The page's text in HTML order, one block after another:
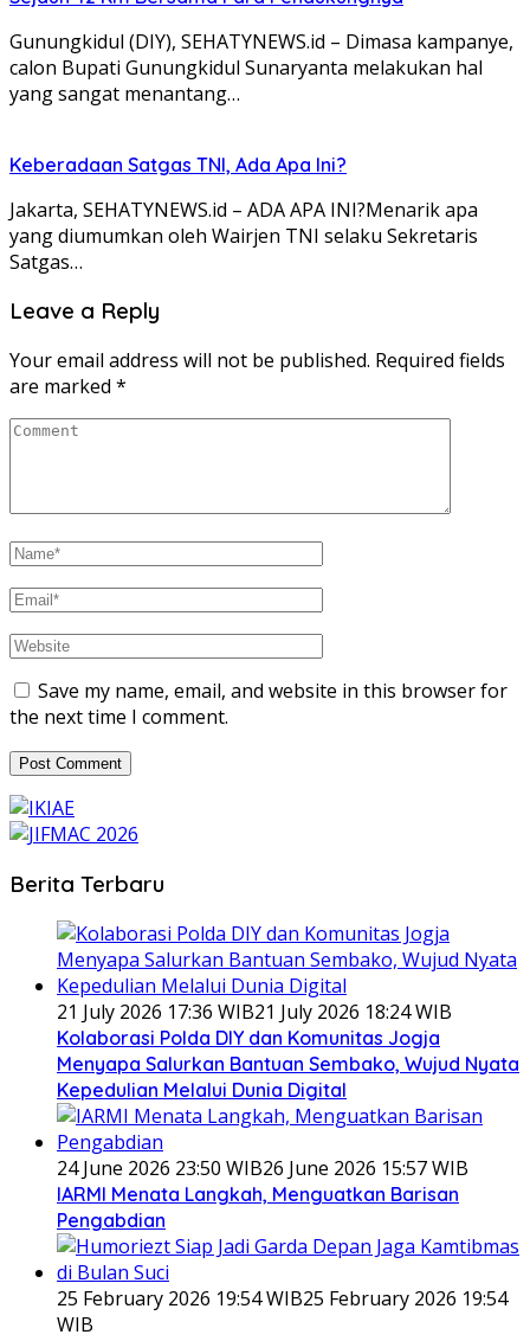
Gunungkidul (DIY), SEHATYNEWS.id – Dimasa kampanye,
calon Bupati Gunungkidul Sunaryanta melakukan hal
yang sangat menantang…
Keberadaan Satgas TNI, Ada Apa Ini?
Jakarta, SEHATYNEWS.id – ADA APA INI?Menarik apa
yang diumumkan oleh Wairjen TNI selaku Sekretaris
Satgas…
Leave a Reply
Your email address will not be published. Required fields
are marked *
Save my name, email, and website in this browser for
the next time I comment.
Berita Terbaru
21 July 2026 17:36 WIB21 July 2026 18:24 WIB
Kolaborasi Polda DIY dan Komunitas Jogja
Menyapa Salurkan Bantuan Sembako, Wujud Nyata
Kepedulian Melalui Dunia Digital
24 June 2026 23:50 WIB26 June 2026 15:57 WIB
IARMI Menata Langkah, Menguatkan Barisan
Pengabdian
25 February 2026 19:54 WIB25 February 2026 19:54
WIB